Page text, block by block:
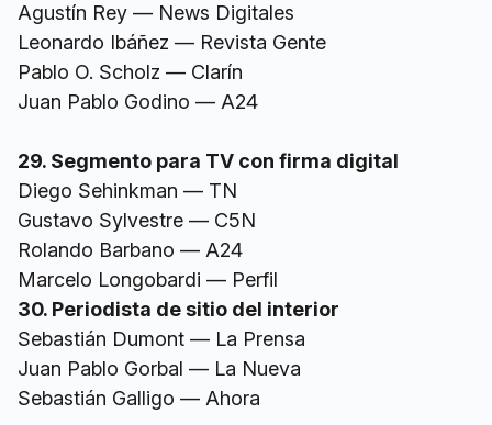
Agustín Rey — News Digitales
Leonardo Ibáñez — Revista Gente
Pablo O. Scholz — Clarín
Juan Pablo Godino — A24
29. Segmento para TV con firma digital
Diego Sehinkman — TN
Gustavo Sylvestre — C5N
Rolando Barbano — A24
Marcelo Longobardi — Perfil
30. Periodista de sitio del interior
Sebastián Dumont — La Prensa
Juan Pablo Gorbal — La Nueva
Sebastián Galligo — Ahora